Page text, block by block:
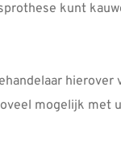
kunt
hierover
mogelijk met